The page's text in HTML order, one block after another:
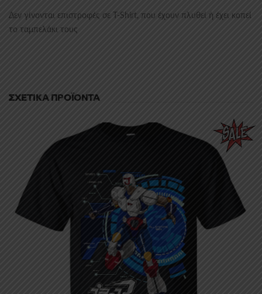
Δεν γίνονται επιστροφές σε T-Shirt, που έχουν πλυθεί ή έχει κοπεί
το ταμπελάκι τους
ΣΧΕΤΙΚΆ ΠΡΟΪΌΝΤΑ